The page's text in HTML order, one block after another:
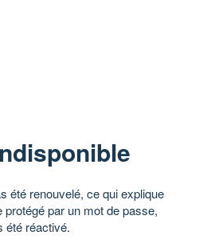
été renouvelé, ce qui explique
par un mot de passe,
été réactivé.